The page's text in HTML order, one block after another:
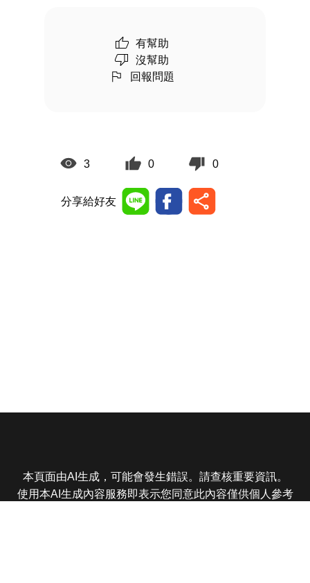
有幫助
沒幫助
回報問題
3 0 0
分享給好友
本頁面由AI生成，可能會發生錯誤。請查核重要資訊。
使用本AI生成內容服務即表示您同意此內容僅供個人參考